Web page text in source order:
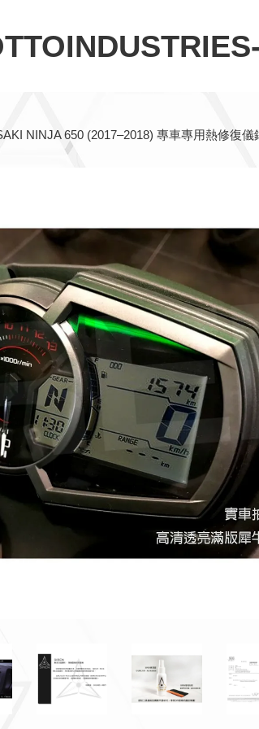
NINJA 650 (2017–2018) 專車專用熱修復